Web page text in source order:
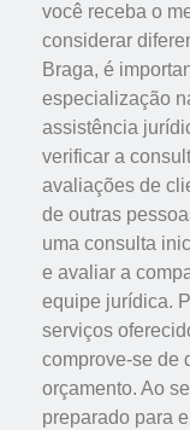
você receba o
considerar
Braga, é
especialização
assistência
verificar a
avaliações de
de outras
uma consulta
e avaliar a
equipe jurídica.
serviços
comprove-se de
orçamento. Ao
preparado para